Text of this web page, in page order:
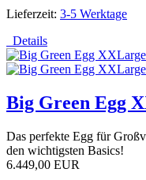
Lieferzeit: 3-5 Werktage
Details
Big Green Egg
Das perfekte Egg für
den wichtigsten Basics!
6.449,00 EUR